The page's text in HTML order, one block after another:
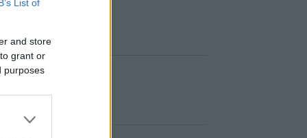
List of
and store
grant or
purposes